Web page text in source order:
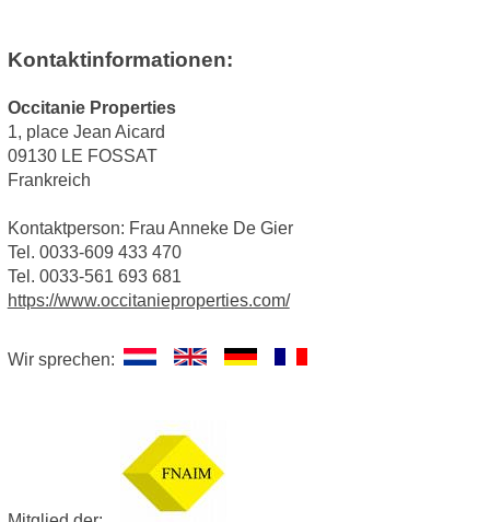
Kontaktinformationen:
Occitanie Properties
1, place Jean Aicard
09130 LE FOSSAT
Frankreich
Kontaktperson: Frau Anneke De Gier
Tel. 0033-609 433 470
Tel. 0033-561 693 681
https://www.occitanieproperties.com/
Wir sprechen: